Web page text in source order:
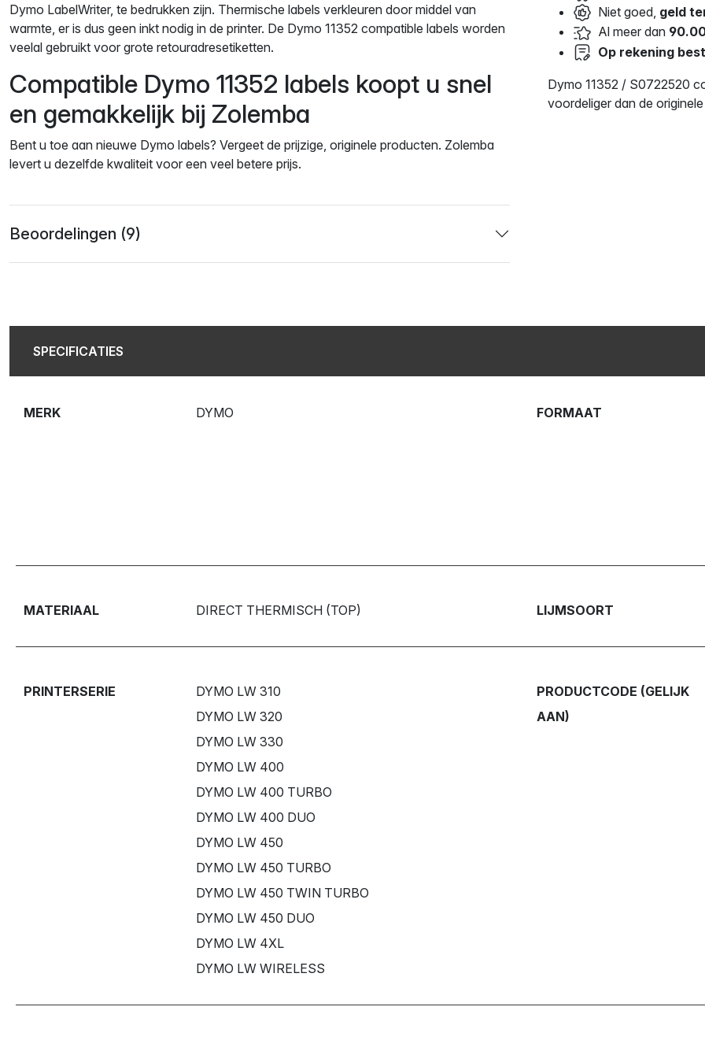
Niet goed, geld
Al meer dan
Op rekening
Dymo 11352 / S0722520
voordeliger dan de
Dymo LabelWriter, te bedrukken zijn. Thermische labels verkleuren door middel van
warmte, er is dus geen inkt nodig in de printer. De Dymo 11352 compatible labels worden
veelal gebruikt voor grote retouradresetiketten.
Compatible Dymo 11352 labels koopt u snel
en gemakkelijk bij Zolemba
Bent u toe aan nieuwe Dymo labels? Vergeet de prijzige, originele producten. Zolemba
levert u dezelfde kwaliteit voor een veel betere prijs.
Beoordelingen (9)
SPECIFICATIES
MERK DYMO FORMAAT
MATERIAAL DIRECT THERMISCH (TOP) LIJMSOORT
PRINTERSERIE
DYMO LW 310
DYMO LW 320
DYMO LW 330
DYMO LW 400
DYMO LW 400 TURBO
DYMO LW 400 DUO
DYMO LW 450
DYMO LW 450 TURBO
DYMO LW 450 TWIN TURBO
DYMO LW 450 DUO
DYMO LW 4XL
DYMO LW WIRELESS
PRODUCTCODE (GELIJK
AAN)